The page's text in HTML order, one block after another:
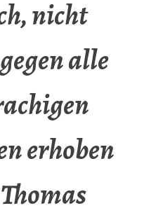
nicht
alle
erhoben